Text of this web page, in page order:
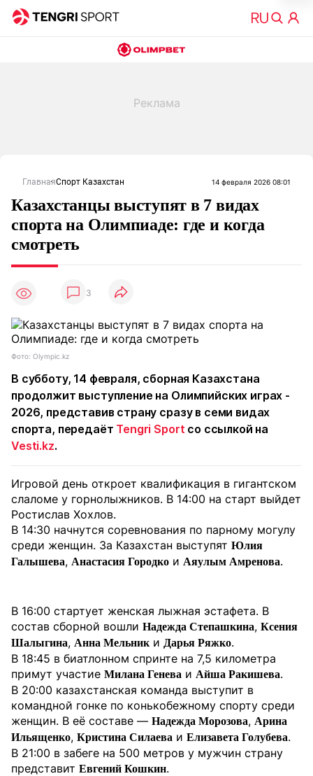
ГлавнаяСпорт Казахстан 14 февраля 2026 08:01
Казахстанцы выступят в 7 видах
спорта на Олимпиаде: где и когда
смотреть
3
Фото: Olympic.kz
В субботу, 14 февраля, сборная Казахстана
продолжит выступление на Олимпийских играх -
2026, представив страну сразу в семи видах
спорта, передаёт Tengri Sport со ссылкой на
Vesti.kz.
Игровой день откроет квалификация в гигантском
слаломе у горнолыжников. В 14:00 на старт выйдет
Ростислав Хохлов.
В 14:30 начнутся соревнования по парному могулу
среди женщин. За Казахстан выступят Юлия
Галышева, Анастасия Городко и Аяулым Амренова.
В 16:00 стартует женская лыжная эстафета. В
состав сборной вошли Надежда Степашкина, Ксения
Шалыгина, Анна Мельники Дарья Ряжко.
В 18:45 в биатлонном спринте на 7,5 километра
примут участие Милана Генева и Айша Ракишева.
В 20:00 казахстанская команда выступит в
командной гонке по конькобежному спорту среди
женщин. В её составе — Надежда Морозова, Арина
Ильященко, Кристина Силаева и Елизавета Голубева.
В 21:00 в забеге на 500 метров у мужчин страну
представит Евгений Кошкин.